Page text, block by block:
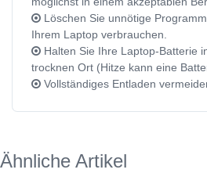
Löschen Sie unnötige
Ihrem Laptop verbrauchen.
Halten Sie Ihre Laptop-Batterie
trocknen Ort (Hitze kann eine
Vollständiges Entladen
Ähnliche Artikel